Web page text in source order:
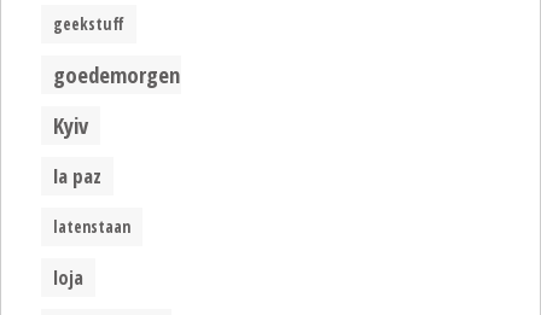
geekstuff
goedemorgen
Kyiv
la paz
latenstaan
loja